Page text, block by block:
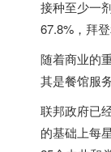
接种至少一
67.8%，拜
随着商业的
其是餐馆服
联邦政府已
的基础上每